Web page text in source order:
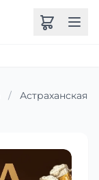
/
Астраханская